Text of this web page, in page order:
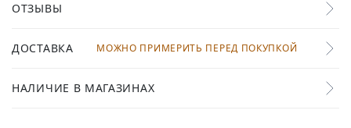
ОТЗЫВЫ
ДОСТАВКА МОЖНО ПРИМЕРИТЬ ПЕРЕД ПОКУПКОЙ
НАЛИЧИЕ В МАГАЗИНАХ